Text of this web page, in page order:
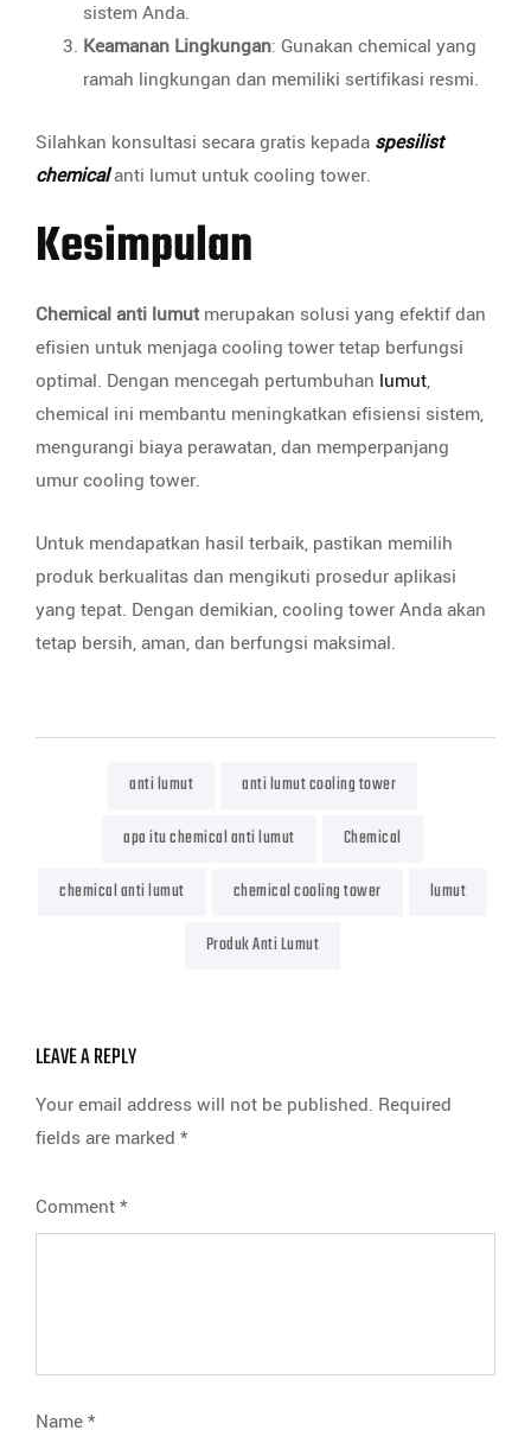
sistem Anda.
Keamanan Lingkungan: Gunakan chemical yang
ramah lingkungan dan memiliki sertifikasi resmi.
Silahkan konsultasi secara gratis kepada spesilist
chemicalanti lumut untuk cooling tower.
Kesimpulan
Chemical anti lumutmerupakan solusi yang efektif dan
efisien untuk menjaga cooling tower tetap berfungsi
optimal. Dengan mencegah pertumbuhan lumut,
chemical ini membantu meningkatkan efisiensi sistem,
mengurangi biaya perawatan, dan memperpanjang
umur cooling tower.
Untuk mendapatkan hasil terbaik, pastikan memilih
produk berkualitas dan mengikuti prosedur aplikasi
yang tepat. Dengan demikian, cooling tower Anda akan
tetap bersih, aman, dan berfungsi maksimal.
anti lumut
anti lumut cooling tower
apa itu chemical anti lumut
Chemical
chemical anti lumut
chemical cooling tower
lumut
Produk Anti Lumut
LEAVE A REPLY
Your email address will not be published. Required
fields are marked *
Comment*
Name*